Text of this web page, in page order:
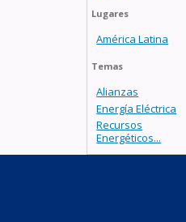
Lugares
América Latina
Temas
Alianzas
Energía Eléctrica
Recursos
Energéticos...